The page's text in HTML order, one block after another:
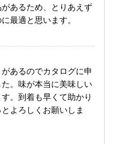
あるため、とりあえず
最適と思います。
あるのでカタログに申
。味が本当に美味しい
。到着も早くて助かり
よろしくお願いしま